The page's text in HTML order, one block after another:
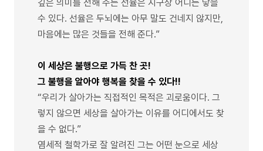
깊은 의미를 전해 주는 선율은 지구상 어디든 닿을
수 있다. 선율은 두뇌에는 아무 말도 건네지 않지만,
마음에는 많은 것들을 전해 준다.”
이 세상은 불행으로 가득 찬 곳!
그 불행을 알아야 행복을 찾을 수 있다!!
“우리가 살아가는 직접적인 목적은 괴로움이다. 그
렇지 않으면 세상을 살아가는 이유를 어디에서도 찾
을 수 없다.”
염세적 철학가로 잘 알려진 그는 어떤 눈으로 세상